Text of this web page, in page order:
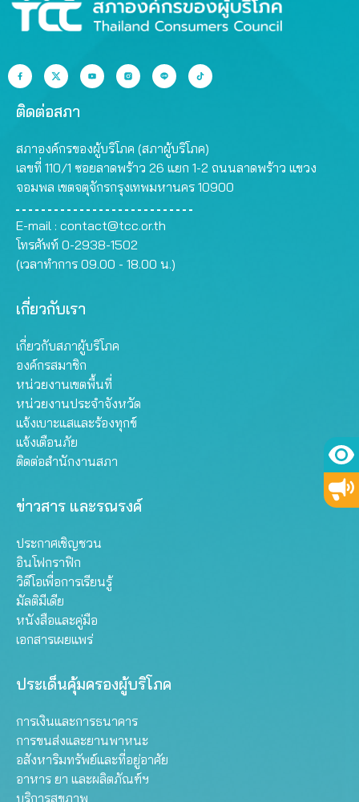
ติดต่อสภา
สภาองค์กรของผู้บริโภค (สภาผู้บริโภค)
เลขที่ 110/1 ซอยลาดพร้าว 26 แยก 1-2 ถนนลาดพร้าว แขวง
จอมพล เขตจตุจักรกรุงเทพมหานคร 10900
E-mail : contact@tcc.or.th
โทรศัพท์ 0-2938-1502
(เวลาทำการ 09.00 - 18.00 น.)
เกี่ยวกับเรา
เกี่ยวกับสภาผู้บริโภค
องค์กรสมาชิก
หน่วยงานเขตพื้นที่
หน่วยงานประจำจังหวัด
แจ้งเบาะแสและร้องทุกข์
แจ้งเตือนภัย
ติดต่อสำนักงานสภา
ข่าวสาร และรณรงค์
ประกาศเชิญชวน
อินโฟกราฟิก
วิดีโอเพื่อการเรียนรู้
มัลติมีเดีย
หนังสือและคู่มือ
เอกสารเผยแพร่
ประเด็นคุ้มครองผู้บริโภค
การเงินและการธนาคาร
การขนส่งและยานพาหนะ
อสังหาริมทรัพย์และที่อยู่อาศัย
อาหาร ยา และผลิตภัณฑ์ฯ
บริการสุขภาพ